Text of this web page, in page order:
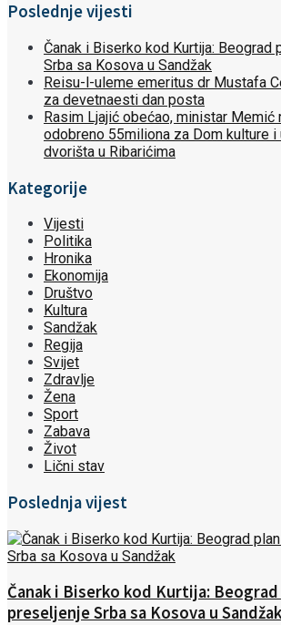
Poslednje vijesti
Čanak i Biserko kod Kurtija: Beograd
Srba sa Kosova u Sandžak
Reisu-l-uleme emeritus dr Mustafa
za devetnaesti dan posta
Rasim Ljajić obećao, ministar Memić
odobreno 55miliona za Dom kulture
dvorišta u Ribarićima
Kategorije
Vijesti
Politika
Hronika
Ekonomija
Društvo
Kultura
Sandžak
Regija
Svijet
Zdravlje
Žena
Sport
Zabava
Život
Lični stav
Poslednja vijest
Čanak i Biserko kod Kurtija:
preseljenje Srba sa Kosova u Sandžak